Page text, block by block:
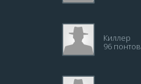
Киллер
96 понтов